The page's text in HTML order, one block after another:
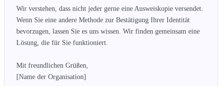
Wir verstehen, dass nicht jeder gerne eine Ausweiskopie versendet.
Wenn Sie eine andere Methode zur Bestätigung Ihrer Identität
bevorzugen, lassen Sie es uns wissen. Wir finden gemeinsam eine
Lösung, die für Sie funktioniert.
Mit freundlichen Grüßen,
[Name der Organisation]